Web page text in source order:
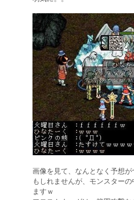
画像を見て、なんとなく予想
もしれませんが、モンスター
ますｗ